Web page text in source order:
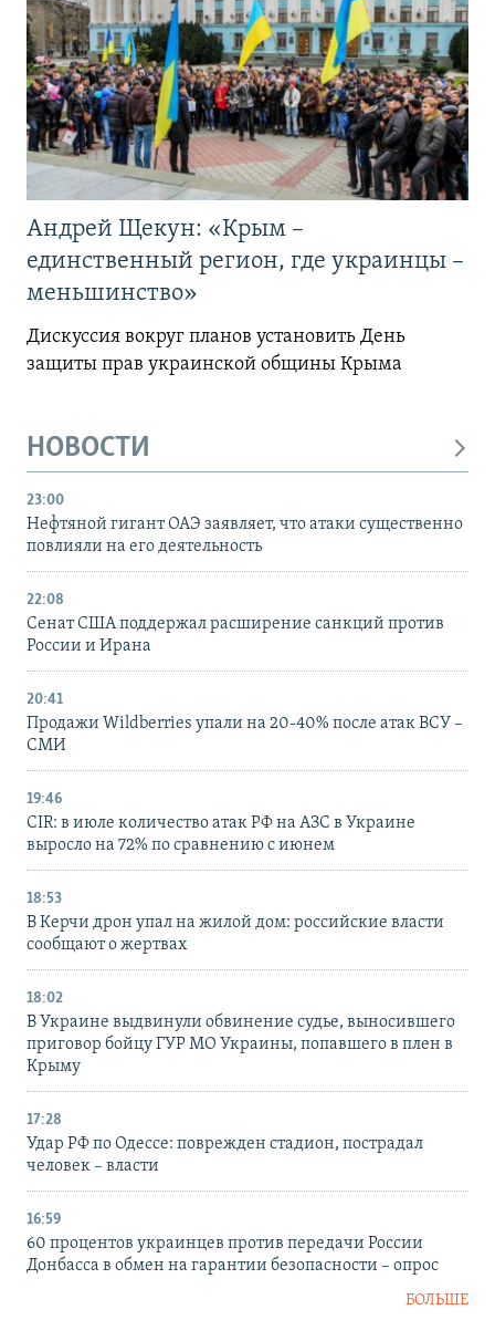
Андрей Щекун: «Крым –
единственный регион, где украинцы –
меньшинство»
Дискуссия вокруг планов установить День
защиты прав украинской общины Крыма
НОВОСТИ
23:00
Нефтяной гигант ОАЭ заявляет, что атаки существенно
повлияли на его деятельность
22:08
Сенат США поддержал расширение санкций против
России и Ирана
20:41
Продажи Wildberries упали на 20-40% после атак ВСУ –
СМИ
19:46
CIR: в июле количество атак РФ на АЗС в Украине
выросло на 72% по сравнению с июнем
18:53
В Керчи дрон упал на жилой дом: российские власти
сообщают о жертвах
18:02
В Украине выдвинули обвинение судье, выносившего
приговор бойцу ГУР МО Украины, попавшего в плен в
Крыму
17:28
Удар РФ по Одессе: поврежден стадион, пострадал
человек – власти
16:59
60 процентов украинцев против передачи России
Донбасса в обмен на гарантии безопасности – опрос
БОЛЬШЕ